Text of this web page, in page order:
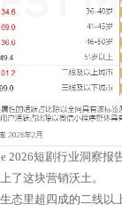
2026短剧行业洞察报
了这块营销沃土。
态里超四成的二线以